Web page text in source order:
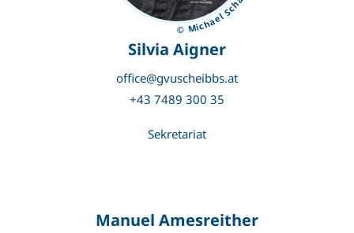
Silvia Aigner
office@gvuscheibbs.at
+43 7489 300 35
Sekretariat
Manuel Amesreither